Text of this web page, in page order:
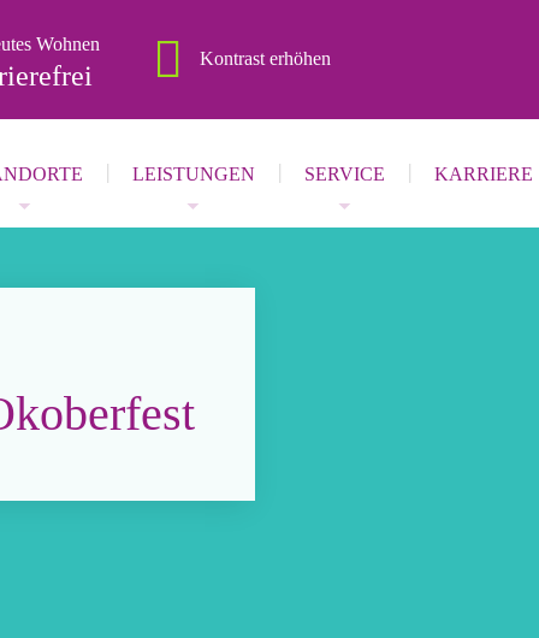
Wohnen
Kontrast erhöhen
LEISTUNGEN SERVICE KARRIERE